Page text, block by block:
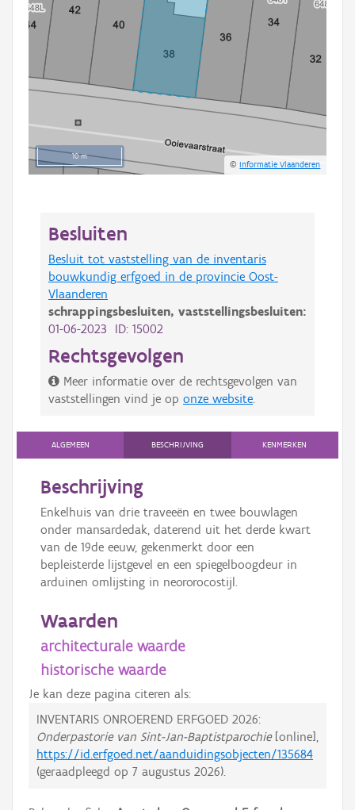
10 m
©Informatie Vlaanderen
Besluiten
Besluit tot vaststelling van de inventaris
bouwkundig erfgoed in de provincie Oost-
Vlaanderen
schrappingsbesluiten, vaststellingsbesluiten:
01-06-2023 ID: 15002
Rechtsgevolgen
Meer informatie over de rechtsgevolgen van
vaststellingen vind je op onze website
ALGEMEEN BESCHRIJVING KENMERKEN
Beschrijving
Enkelhuis van drie traveeën en twee bouwlagen
onder mansardedak, daterend uit het derde kwart
van de 19de eeuw, gekenmerkt door een
bepleisterde lijstgevel en een spiegelboogdeur in
arduinen omlijsting in neororocostijl.
Waarden
architecturale waarde
historische waarde
Je kan deze pagina citeren als:
INVENTARIS ONROEREND ERFGOED 2026:
Onderpastorie van Sint-Jan-Baptistparochie[online],
https://id.erfgoed.net/aanduidingsobjecten/135684
(geraadpleegd op 7 augustus 2026).